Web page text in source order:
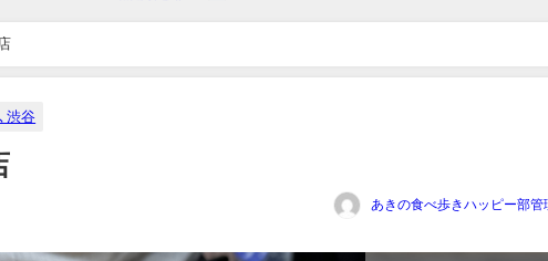
渋谷
あきの食べ歩きハッピー部管